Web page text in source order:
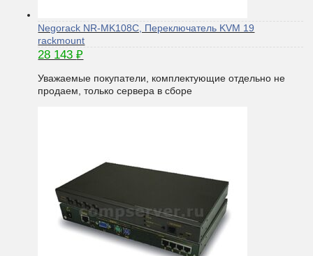
Negorack NR-MK108C, Переключатель KVM 19
rackmount
28 143₽
Уважаемые покупатели, комплектующие отдельно не
продаем, только сервера в сборе